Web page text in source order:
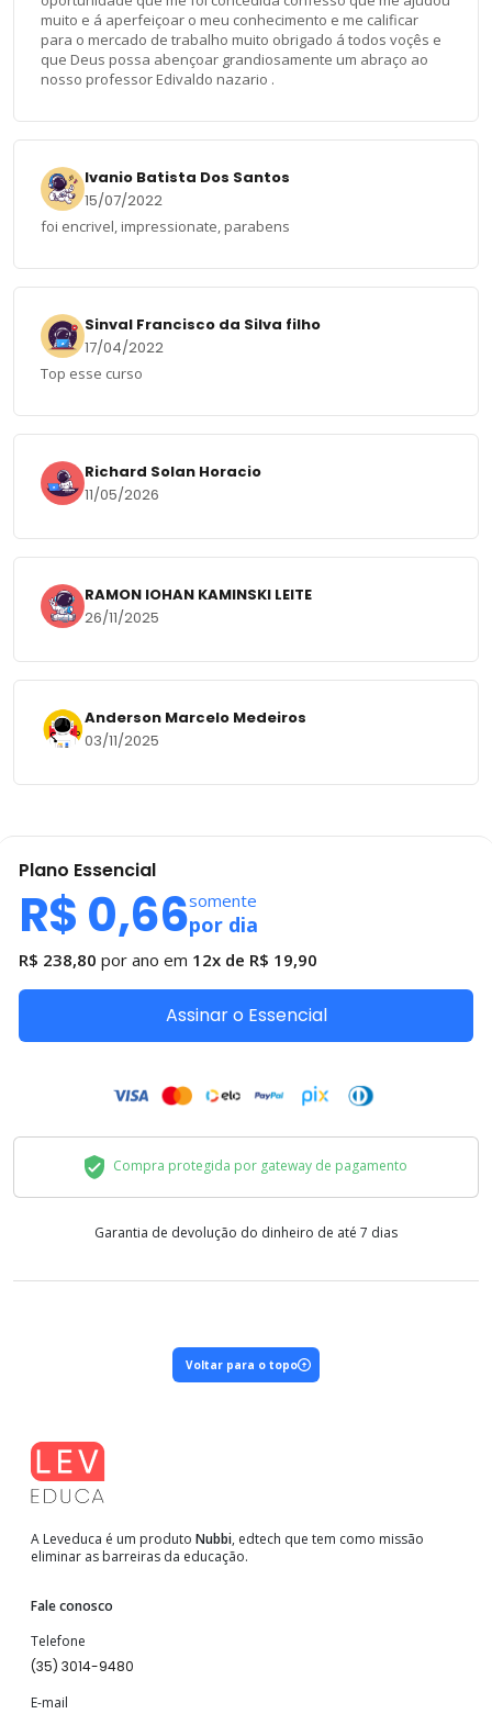
muito e á aperfeiçoar o meu conhecimento e me calificar
para o mercado de trabalho muito obrigado á todos voçês e
que Deus possa abençoar grandiosamente um abraço ao
nosso professor Edivaldo nazario .
Ivanio Batista Dos Santos
15/07/2022
foi encrivel, impressionate, parabens
Sinval Francisco da Silva filho
17/04/2022
Top esse curso
Richard Solan Horacio
11/05/2026
RAMON IOHAN KAMINSKI LEITE
26/11/2025
Anderson Marcelo Medeiros
03/11/2025
Plano Essencial
R$ 0,66somente
por dia
R$ 238,80 por ano em 12x de R$ 19,90
Assinar o Essencial
Compra protegida por gateway de pagamento
Garantia de devolução do dinheiro de até 7 dias
Voltar para o topo
A Leveduca é um produto Nubbi, edtech que tem como missão
eliminar as barreiras da educação.
Fale conosco
Telefone
(35) 3014-9480
E-mail